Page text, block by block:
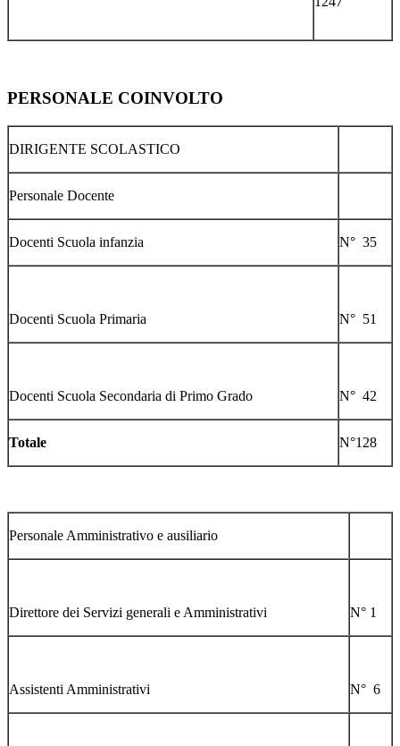
PERSONALE COINVOLTO
DIRIGENTE SCOLASTICO
Personale Docente
Docenti Scuola infanzia N° 35
Docenti Scuola Primaria N° 51
Docenti Scuola Secondaria di Primo Grado N° 42
Totale N°128
Personale Amministrativo e ausiliario
Direttore dei Servizi generali e Amministrativi N° 1
Assistenti Amministrativi N° 6